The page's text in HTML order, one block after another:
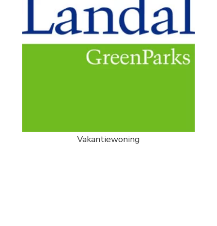
Vakantiewoning